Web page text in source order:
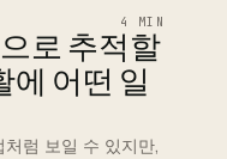
4 MIN
로 추적할
에 어떤 일
럼 보일 수 있지만,